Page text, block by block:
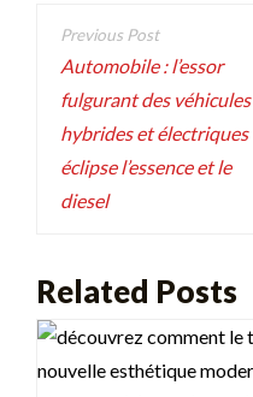
Navigation
de
l’article
Automobile : l’essor
fulgurant des véhicules
hybrides et électriques
éclipse l’essence et le
diesel
Related Posts